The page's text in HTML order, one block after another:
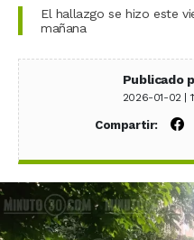
El hallazgo se hizo este
mañana
Publicado
2026-01-02 |
Compartir: